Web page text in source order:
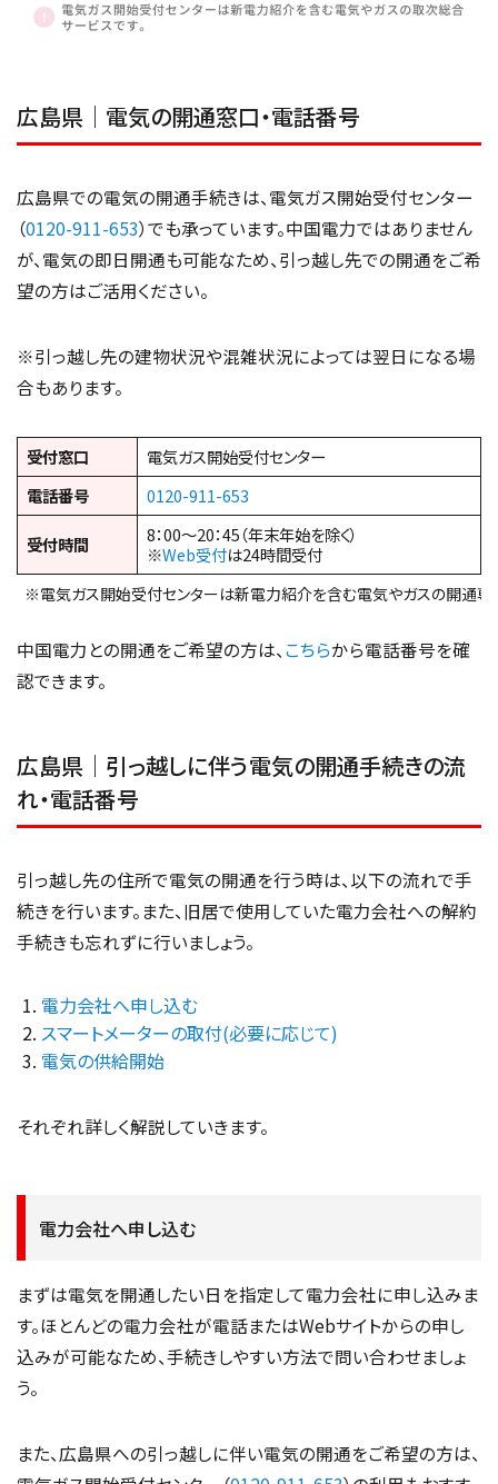
広島県｜電気の開通窓口・電話番号
広島県での電気の開通手続きは、電気ガス開始受付センター
（0120-911-653）でも承っています。中国電力ではありません
が、電気の即日開通も可能なため、引っ越し先での開通をご希
望の方はご活用ください。
※引っ越し先の建物状況や混雑状況によっては翌日になる場
合もあります。
受付窓口
電気ガス開始受付センター
電話番号
0120-911-653
受付時間
8：00～20：45（年末年始を除く）
※Web受付は24時間受付
※電気ガス開始受付センターは新電力紹介を含む電気やガスの開通専
中国電力との開通をご希望の方は、こちらから電話番号を確
認できます。
広島県｜引っ越しに伴う電気の開通手続きの流
れ・電話番号
引っ越し先の住所で電気の開通を行う時は、以下の流れで手
続きを行います。また、旧居で使用していた電力会社への解約
手続きも忘れずに行いましょう。
電力会社へ申し込む
スマートメーターの取付(必要に応じて)
電気の供給開始
それぞれ詳しく解説していきます。
電力会社へ申し込む
まずは電気を開通したい日を指定して電力会社に申し込みま
す。ほとんどの電力会社が電話またはWebサイトからの申し
込みが可能なため、手続きしやすい方法で問い合わせましょ
う。
また、広島県への引っ越しに伴い電気の開通をご希望の方は、